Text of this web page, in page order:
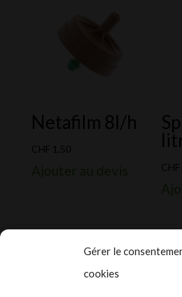
Gérer le
cookies
Netafilm 8l/h
CHF 1.50
CHF